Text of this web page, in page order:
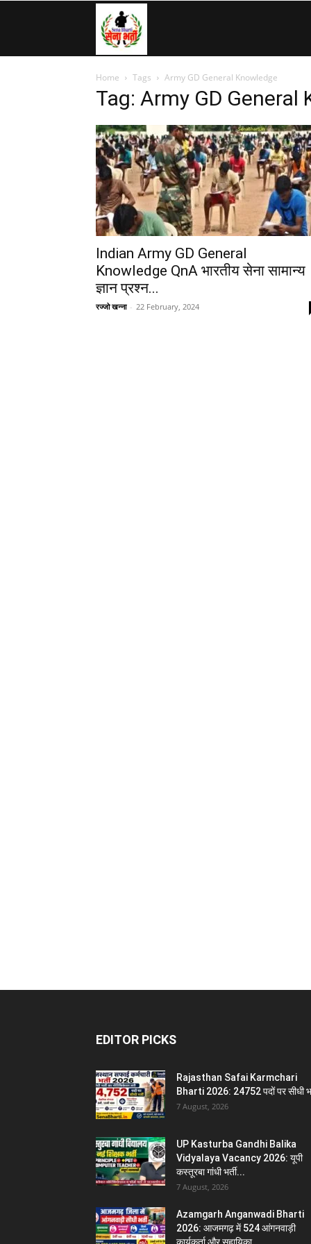
»
Army,
Navy,
Airforce,
Police….
Home Tags Army GD General Knowledge
Tag: Army GD General
Indian Army GD General
Knowledge QnA भारतीय सेना सामान्य
ज्ञान प्रश्न...
रज्जो खन्ना - 22 February, 2024
EDITOR PICKS
Rajasthan Safai Karmchari
Bharti 2026: 24752 पदों पर सीधी
7 August, 2026
UP Kasturba Gandhi Balika
Vidyalaya Vacancy 2026: यूपी
कस्तूरबा गांधी भर्ती...
7 August, 2026
Azamgarh Anganwadi Bharti
2026: आजमगढ़ में 524 आंगनवाड़ी